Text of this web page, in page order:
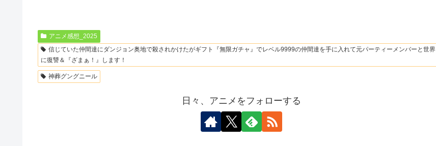
アニメ感想_2025
信じていた仲間達にダンジョン奥地で殺されかけたがギフト『無限ガチャ』でレベル9999の仲間達を手に入れて元パーティーメンバーと世界
に復讐＆『ざまぁ！』します！
神葬グングニール
日々、アニメをフォローする